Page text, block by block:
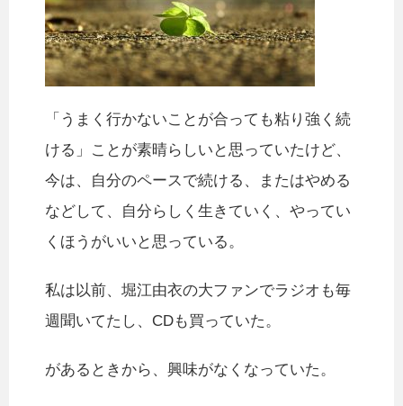
「うまく行かないことが合っても粘り強く続
ける」ことが素晴らしいと思っていたけど、
今は、自分のペースで続ける、またはやめる
などして、自分らしく生きていく、やってい
くほうがいいと思っている。
私は以前、堀江由衣の大ファンでラジオも毎
週聞いてたし、CDも買っていた。
があるときから、興味がなくなっていた。